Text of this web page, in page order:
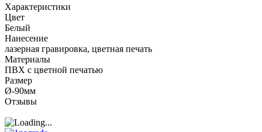
Характеристики
Цвет
Белый
Нанесение
лазерная гравировка, цветная печать
Материалы
ПВХ с цветной печатью
Размер
Ø-90мм
Отзывы